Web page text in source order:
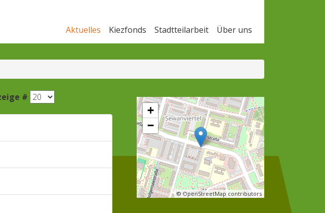
Aktuelles Kiezfonds Stadtteilarbeit Über uns
#
+
−
© OpenStreetMap contributors